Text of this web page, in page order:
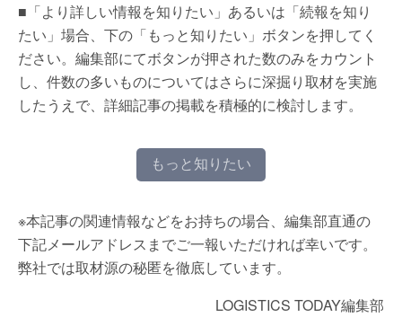
■「より詳しい情報を知りたい」あるいは「続報を知り
たい」場合、下の「もっと知りたい」ボタンを押してく
ださい。編集部にてボタンが押された数のみをカウント
し、件数の多いものについてはさらに深掘り取材を実施
したうえで、詳細記事の掲載を積極的に検討します。
もっと知りたい
※本記事の関連情報などをお持ちの場合、編集部直通の
下記メールアドレスまでご一報いただければ幸いです。
弊社では取材源の秘匿を徹底しています。
LOGISTICS TODAY編集部